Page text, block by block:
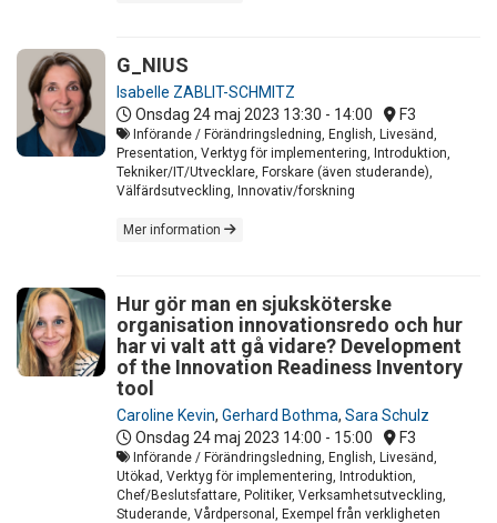
G_NIUS
Isabelle ZABLIT-SCHMITZ
Onsdag 24 maj 2023 13:30 - 14:00 F3
Införande / Förändringsledning, English, Livesänd,
Presentation, Verktyg för implementering, Introduktion,
Tekniker/IT/Utvecklare, Forskare (även studerande),
Välfärdsutveckling, Innovativ/forskning
Mer information
Hur gör man en sjuksköterske
organisation innovationsredo och hur
har vi valt att gå vidare? Development
of the Innovation Readiness Inventory
tool
Caroline Kevin, Gerhard Bothma, Sara Schulz
Onsdag 24 maj 2023 14:00 - 15:00 F3
Införande / Förändringsledning, English, Livesänd,
Utökad, Verktyg för implementering, Introduktion,
Chef/Beslutsfattare, Politiker, Verksamhetsutveckling,
Studerande, Vårdpersonal, Exempel från verkligheten